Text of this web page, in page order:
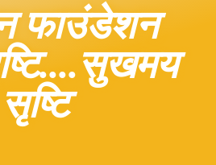
फाउंडेशन
सृष्टि